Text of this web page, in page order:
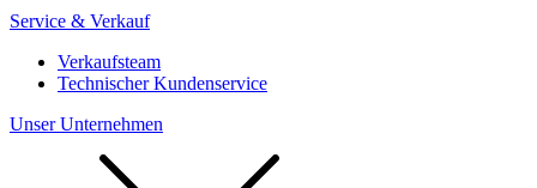
Service & Verkauf
Verkaufsteam
Technischer Kundenservice
Unser Unternehmen